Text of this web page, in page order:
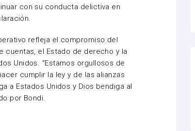
con su conducta delictiva en
refleja el compromiso del
cuentas, el Estado de derecho y la
Unidos. “Estamos orgullosos de
cumplir la ley y de las alianzas
a Estados Unidos y Dios bendiga al
por Bondi.